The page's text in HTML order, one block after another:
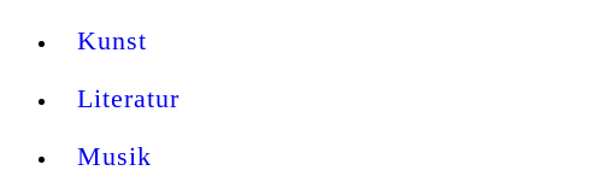
Kunst
Literatur
Musik